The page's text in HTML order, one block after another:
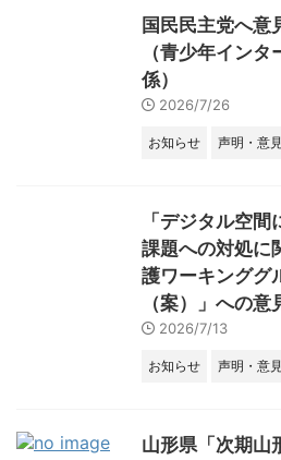
国民民主党へ意
（青少年イン
係）
2026/7/26
お知らせ 声明・意
「デジタル空
課題への対処に
護ワーキンググ
（案）」への意
2026/7/13
お知らせ 声明・意
山形県「次期山